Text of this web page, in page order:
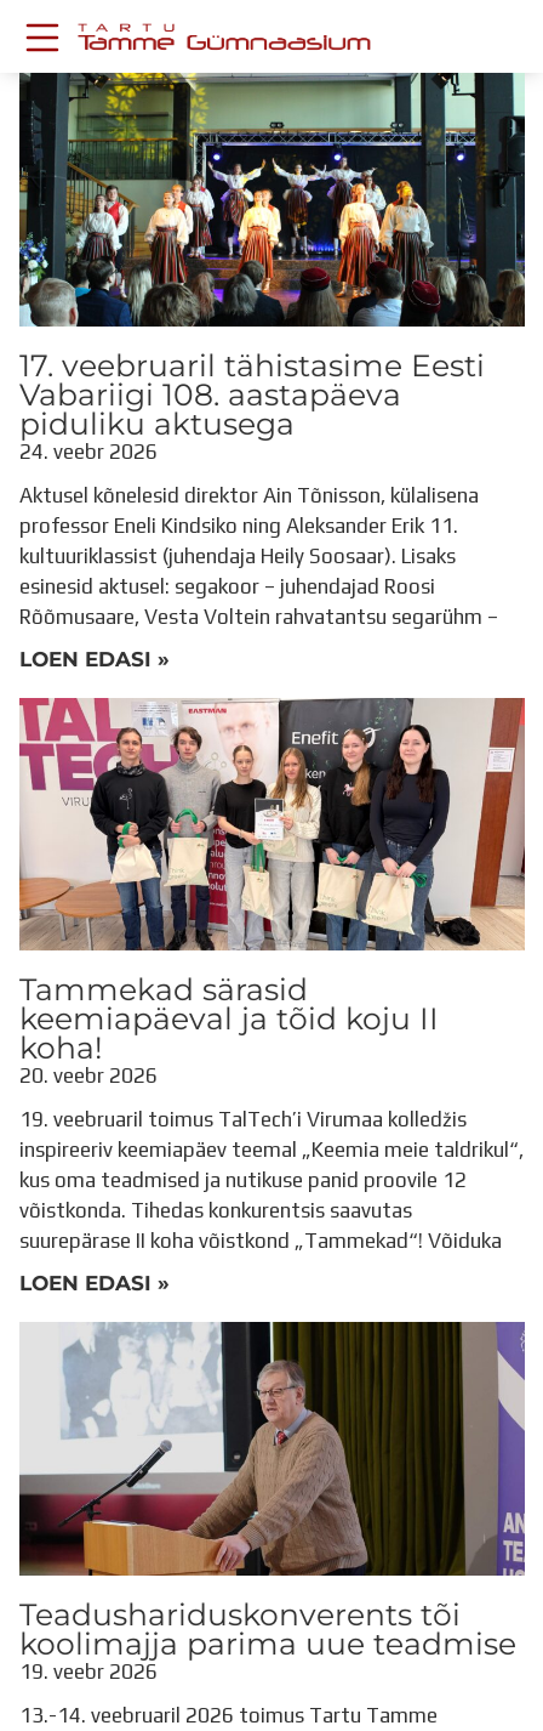
content
KESKKONNAD
Stuudium
Postkast
Drive
Tamme TV
Tamme Leht
Kooliraadio
Koorilaul
ÕPPETÖÖ
Tunniplaan
Aastaplaan
Õppekava
Huviringid
Õpilastööd (UPT)
Distantsõpe
Kodukord
Projektid
ÜLDINFO
Meie kool
Dokumendid
Uudised
Lapsevanemale
Vilistlastele
Toitlustamine
Virtuaaltuur
Õpilasesindus
Kontaktid
17. veebruaril tähistasime Eesti
Vabariigi 108. aastapäeva
piduliku aktusega
24. veebr 2026
Aktusel kõnelesid direktor Ain Tõnisson, külalisena
professor Eneli Kindsiko ning Aleksander Erik 11.
kultuuriklassist (juhendaja Heily Soosaar). Lisaks
esinesid aktusel: segakoor – juhendajad Roosi
Rõõmusaare, Vesta Voltein rahvatantsu segarühm –
LOEN EDASI »
Tammekad särasid
keemiapäeval ja tõid koju II
koha!
20. veebr 2026
19. veebruaril toimus TalTech’i Virumaa kolledžis
inspireeriv keemiapäev teemal „Keemia meie taldrikul“,
kus oma teadmised ja nutikuse panid proovile 12
võistkonda. Tihedas konkurentsis saavutas
suurepärase II koha võistkond „Tammekad“! Võiduka
LOEN EDASI »
Teadushariduskonverents tõi
koolimajja parima uue teadmise
19. veebr 2026
13.-14. veebruaril 2026 toimus Tartu Tamme